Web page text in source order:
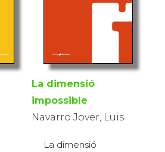
La dimensió
impossible
Navarro Jover, Luis
La dimensió